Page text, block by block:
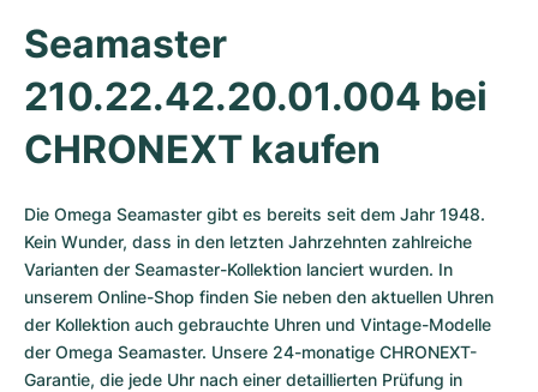
Seamaster
210.22.42.20.01.004 bei
CHRONEXT kaufen
Die Omega Seamaster gibt es bereits seit dem Jahr 1948.
Kein Wunder, dass in den letzten Jahrzehnten zahlreiche
Varianten der Seamaster-Kollektion lanciert wurden. In
unserem Online-Shop finden Sie neben den aktuellen Uhren
der Kollektion auch gebrauchte Uhren und Vintage-Modelle
der Omega Seamaster. Unsere 24-monatige CHRONEXT-
Garantie, die jede Uhr nach einer detaillierten Prüfung in